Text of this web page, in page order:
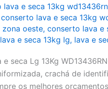
lava e seca 13kg
conserto lava e seca 13kg
oeste, conserto lava e
lava e seca 13kg lg, lava e
e seca Lg 13Kg
crachá de
os melhores